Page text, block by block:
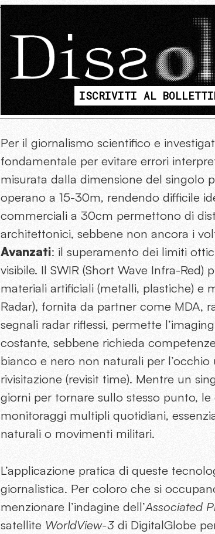
ISCRIVITI AL
Per il giornalismo scientifico e
fondamentale per evitare errori
misurata dalla dimensione del singolo
operano a 15-30m, rendendo difficile
commerciali a 30cm permettono di
architettonici, sebbene non ancora i
Avanzati: il superamento dei limiti
visibile. Il SWIR (Short Wave Infra-
materiali artificiali (metalli, plastiche) e
Radar), fornita da partner come MDA,
segnali radar riflessi, permette
costante, sebbene richieda
bianco e nero non naturali per l’occhio
rivisitazione (revisit time). Mentre un
giorni per tornare sullo stesso punto,
monitoraggi multipli quotidiani,
naturali o movimenti militari.
L’applicazione pratica di queste
giornalistica. Per coloro che si
menzionare l’indagine dell’Associated
satellite WorldView-3 di DigitalGlobe